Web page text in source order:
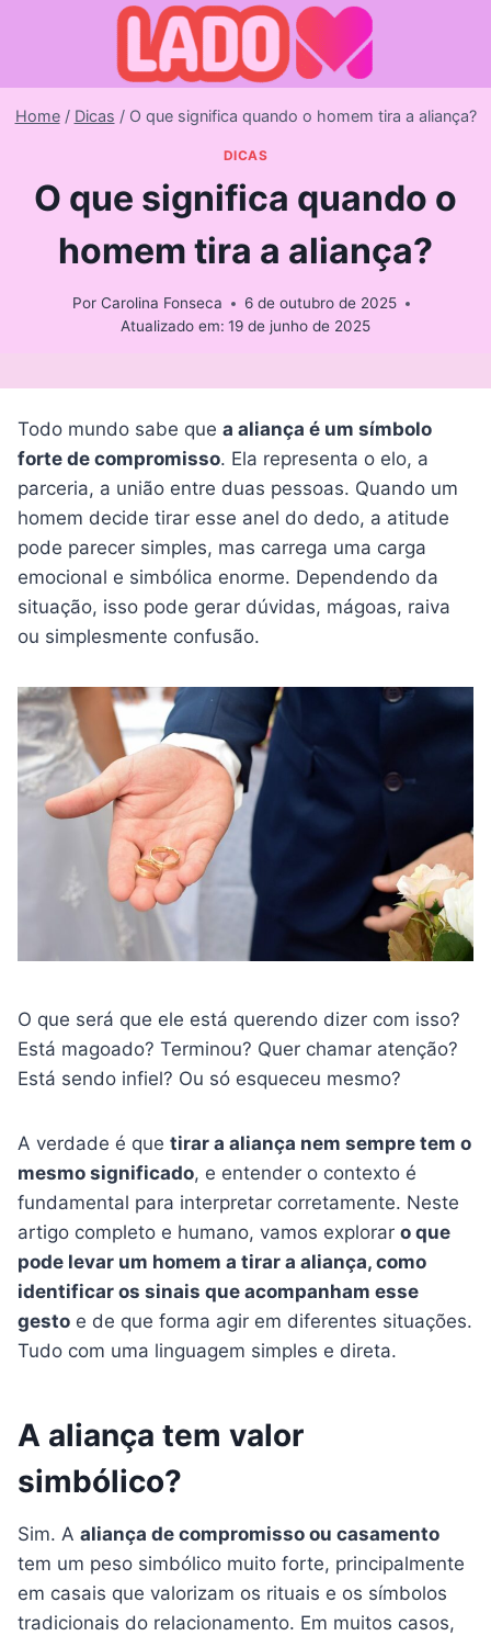
Home / Dicas / O que significa quando o homem tira a aliança?
DICAS
O que significa quando o
homem tira a aliança?
Por Carolina Fonseca
6 de outubro de 2025
Atualizado em: 19 de junho de 2025
Todo mundo sabe que a aliança é um símbolo
forte de compromisso. Ela representa o elo, a
parceria, a união entre duas pessoas. Quando um
homem decide tirar esse anel do dedo, a atitude
pode parecer simples, mas carrega uma carga
emocional e simbólica enorme. Dependendo da
situação, isso pode gerar dúvidas, mágoas, raiva
ou simplesmente confusão.
O que será que ele está querendo dizer com isso?
Está magoado? Terminou? Quer chamar atenção?
Está sendo infiel? Ou só esqueceu mesmo?
A verdade é que tirar a aliança nem sempre tem o
mesmo significado, e entender o contexto é
fundamental para interpretar corretamente. Neste
artigo completo e humano, vamos explorar o que
pode levar um homem a tirar a aliança, como
identificar os sinais que acompanham esse
gesto e de que forma agir em diferentes situações.
Tudo com uma linguagem simples e direta.
A aliança tem valor
simbólico?
Sim. A aliança de compromisso ou casamento
tem um peso simbólico muito forte, principalmente
em casais que valorizam os rituais e os símbolos
tradicionais do relacionamento. Em muitos casos,